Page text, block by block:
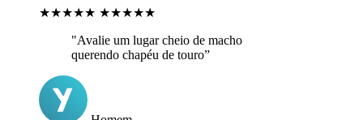
★★★★★ ★★★★★
"Avalie um lugar cheio de macho
querendo chapéu de touro”